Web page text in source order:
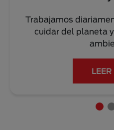
Trabajamos
cuidar del planeta